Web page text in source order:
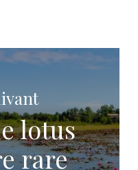
lotus
rare